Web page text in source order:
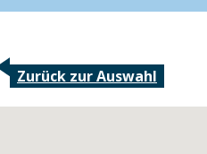
Zurück zur Auswahl